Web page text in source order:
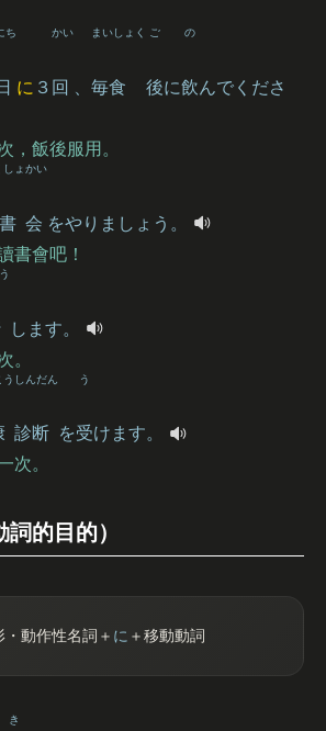
ち
に ３ 回
かい
毎食
まいしょく
後
ご
に飲
の
んでくださ
，飯後服用。
しょ
会
かい
をやりましょう。
書會吧！
します。
。
う
診断
しんだん
を受
う
けます。
次。
的目的）
動作性名詞＋ に ＋移動動詞
き